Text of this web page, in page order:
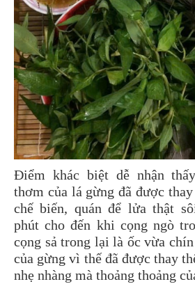
Điểm khác biệt dễ nhận
thơm của lá gừng đã được
chế biến, quán để lửa thật
phút cho đến khi cọng ngò
cọng sả trong lại là ốc vừa
của gừng vì thế đã được thay
nhẹ nhàng mà thoảng thoảng